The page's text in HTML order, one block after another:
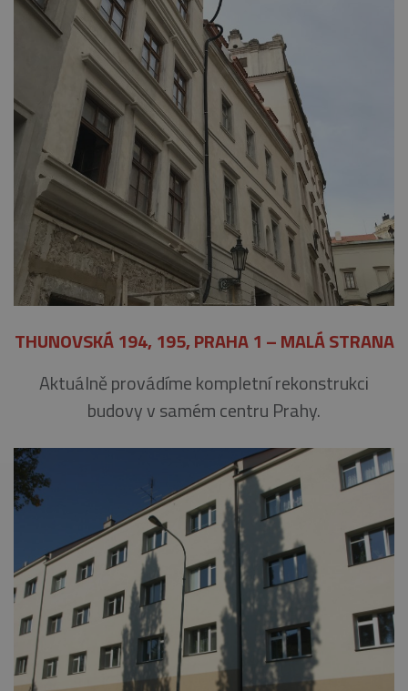
THUNOVSKÁ 194, 195, PRAHA 1 – MALÁ STRANA
Aktuálně provádíme kompletní rekonstrukci
budovy v samém centru Prahy.